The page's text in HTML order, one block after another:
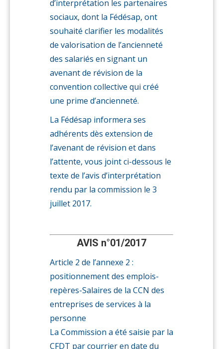
d’interprétation les partenaires
sociaux, dont la Fédésap, ont
souhaité clarifier les modalités
de valorisation de l’ancienneté
des salariés en signant un
avenant de révision de la
convention collective qui créé
une prime d’ancienneté.
La Fédésap informera ses
adhérents dès extension de
l’avenant de révision et dans
l’attente, vous joint ci-dessous le
texte de l’avis d’interprétation
rendu par la commission le 3
juillet 2017.
AVIS n°01/2017
Article 2 de l’annexe 2 :
positionnement des emplois-
repères-Salaires de la CCN des
entreprises de services à la
personne
La Commission a été saisie par la
CFDT par courrier en date du